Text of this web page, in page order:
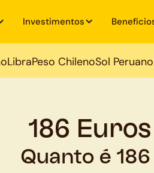
Investimentos
LibraPeso ChilenoSol Peruano
186
Quanto é 186